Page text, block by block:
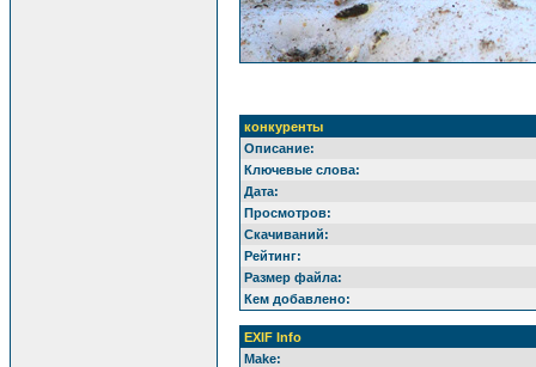
конкуренты
Описание:
Ключевые слова:
Дата:
Просмотров:
Скачиваний:
Рейтинг:
Размер файла:
Кем добавлено:
EXIF Info
Make: